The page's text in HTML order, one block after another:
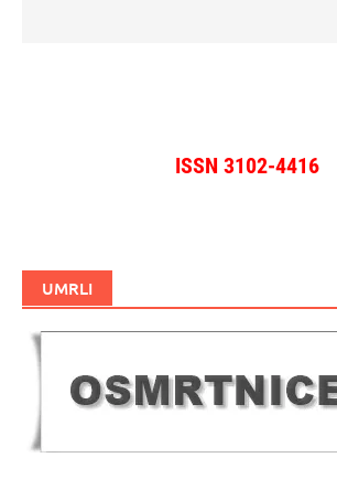
ISSN 3102-4416
UMRLI